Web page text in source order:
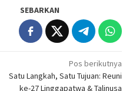
SEBARKAN
Pos berikutnya
Satu Langkah, Satu Tujuan: Reuni
ke-27 Linggapatwa & Talinusa